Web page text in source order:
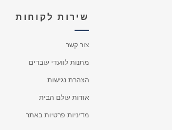
שירות לקוחות
צור קשר
מתנות לוועדי עובדים
הצהרת נגישות
אודות עולם הבית
מדיניות פרטיות באתר